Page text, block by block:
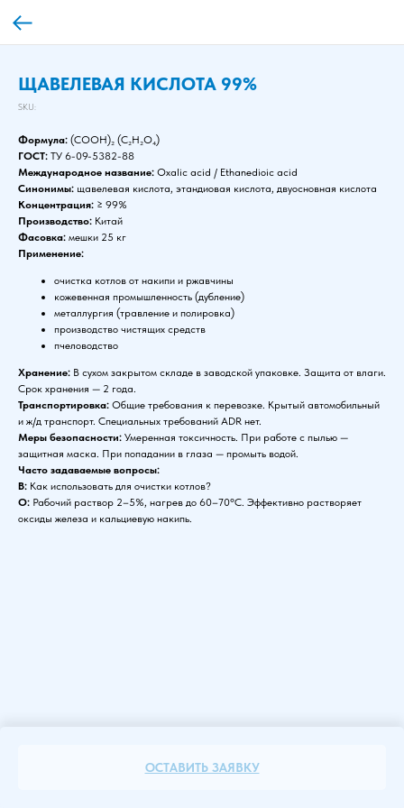
ЩАВЕЛЕВАЯ КИСЛОТА 99%
SKU:
ОСТАВИТЬ ЗАЯВКУ
Формула: (COOH)₂ (C₂H₂O₄)
ГОСТ: ТУ 6-09-5382-88
Международное название: Oxalic acid / Ethanedioic acid
Синонимы: щавелевая кислота, этандиовая кислота, двуосновная кислота
Концентрация: ≥ 99%
Производство: Китай
Фасовка: мешки 25 кг
Применение:
очистка котлов от накипи и ржавчины
кожевенная промышленность (дубление)
металлургия (травление и полировка)
производство чистящих средств
пчеловодство
Хранение: В сухом закрытом складе в заводской упаковке. Защита от влаги.
Срок хранения — 2 года.
Транспортировка: Общие требования к перевозке. Крытый автомобильный
и ж/д транспорт. Специальных требований ADR нет.
Меры безопасности: Умеренная токсичность. При работе с пылью —
защитная маска. При попадании в глаза — промыть водой.
Часто задаваемые вопросы:
В: Как использовать для очистки котлов?
О: Рабочий раствор 2–5%, нагрев до 60–70°C. Эффективно растворяет
оксиды железа и кальциевую накипь.